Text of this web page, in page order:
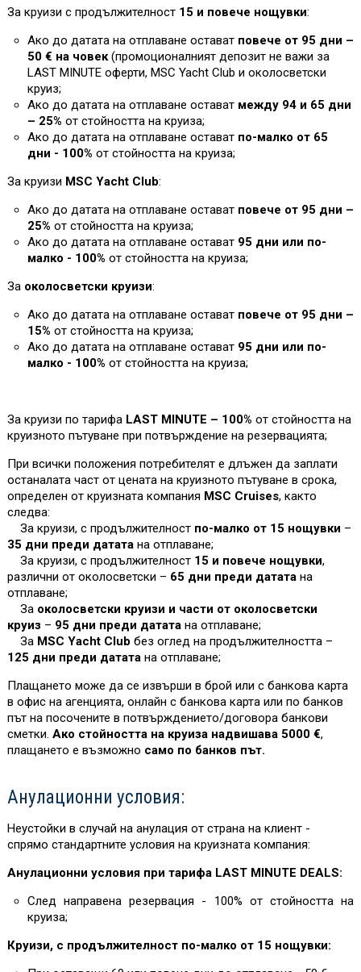
За круизи с продължителност 15 и повече нощувки:
Ако до датата на отплаване остават повече от 95 дни –
50 € на човек(промоционалният депозит не важи за
LAST MINUTE оферти, MSC Yacht Club и околосветски
круиз;
Ако до датата на отплаване остават между 94 и 65 дни
– 25% от стойността на круиза;
Ако до датата на отплаване остават по-малко от 65
дни - 100% от стойността на круиза;
За круизи MSC Yacht Club:
Ако до датата на отплаване остават повече от 95 дни –
25% от стойността на круиза;
Ако до датата на отплаване остават 95 дни или по-
малко - 100% от стойността на круиза;
За околосветски круизи:
Ако до датата на отплаване остават повече от 95 дни –
15% от стойността на круиза;
Ако до датата на отплаване остават 95 дни или по-
малко - 100% от стойността на круиза;
За круизи по тарифа LAST MINUTE – 100% от стойността на
круизното пътуване при потвърждение на резервацията;
При всички положения потребителят е длъжен да заплати
останалата част от цената на круизното пътуване в срока,
определен от круизната компания MSC Cruises, както
следва:
За круизи, с продължителност по-малко от 15 нощувки –
35 дни преди датата на отплаване;
За круизи, с продължителност15 и повече нощувки,
различни от околосветски – 65 дни преди датата на
отплаване;
За околосветски круизи и части от околосветски
круиз – 95 дни преди датата на отплаване;
За MSC Yacht Club без оглед на продължителността –
125 дни преди датата на отплаване;
Плащането може да се извърши в брой или с банкова карта
в офис на агенцията, онлайн с банкова карта или по банков
път на посочените в потвърждението/договора банкови
сметки. Ако стойността на круиза надвишава 5000 €,
плащането е възможно само по банков път.
Анулационни условия:
Неустойки в случай на анулация от страна на клиент -
спрямо стандартните условия на круизната компания:
Анулационни условия при тарифа LAST MINUTE DEALS:
След направена резервация - 100% от стойността на
круиза;
Круизи, с продължителност по-малко от 15 нощувки: